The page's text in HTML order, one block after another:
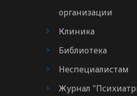
организации
Клиника
Библиотека
Неспециалистам
Журнал